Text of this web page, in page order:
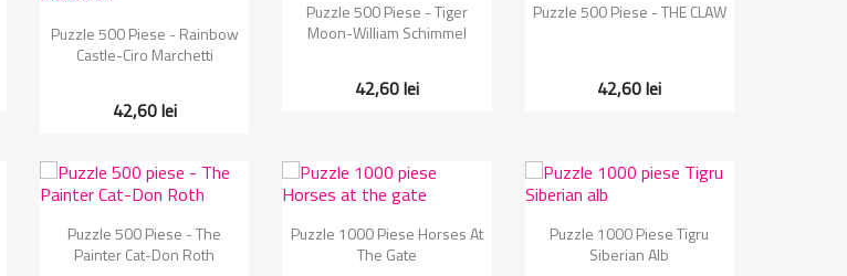
Vizualizare rapida
Puzzle 500 Piese - Rainbow
Castle-Ciro Marchetti
42,60 lei

Puzzle 500 Piese - Tiger
Moon-William Schimmel
42,60 lei

Puzzle 500 Piese - THE CLAW
42,60 lei
Vizualizare rapida
Puzzle 500 Piese - The
Painter Cat-Don Roth
 Vizualizare rapida
Puzzle 1000 Piese Horses At
The Gate
Vizualizare rapida
Puzzle 1000 Piese Tigru
Siberian Alb